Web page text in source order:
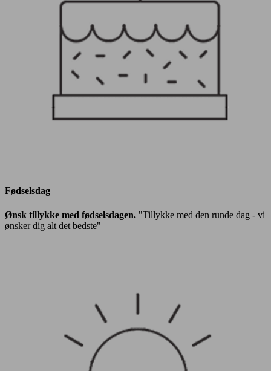
Fødselsdag
Ønsk tillykke med fødselsdagen. "Tillykke med den runde dag - vi
ønsker dig alt det bedste"